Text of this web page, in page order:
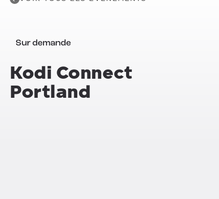
Sur demande
Kodi Connect
Portland